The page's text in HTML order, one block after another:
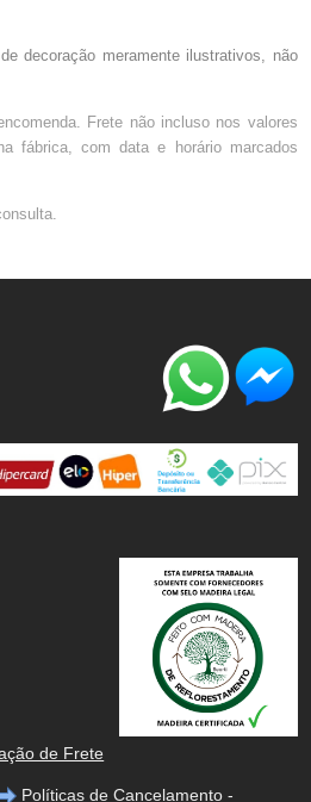
decoração meramente ilustrativos, não
Frete não incluso nos valores
fábrica, com data e horário marcados
de Frete
Políticas de Cancelamento -